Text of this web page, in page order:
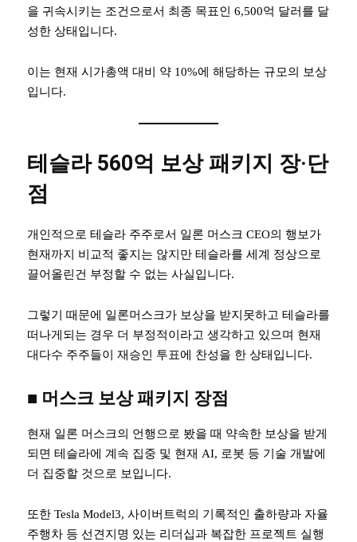
을 귀속시키는 조건으로서 최종 목표인 6,500억 달러를 달
성한 상태입니다.
이는 현재 시가총액 대비 약 10%에 해당하는 규모의 보상
입니다.
테슬라 560억 보상 패키지 장·단
점
개인적으로 테슬라 주주로서 일론 머스크 CEO의 행보가
현재까지 비교적 좋지는 않지만 테슬라를 세계 정상으로
끌어올린건 부정할 수 없는 사실입니다.
그렇기 때문에 일론머스크가 보상을 받지못하고 테슬라를
떠나게되는 경우 더 부정적이라고 생각하고 있으며 현재
대다수 주주들이 재승인 투표에 찬성을 한 상태입니다.
■ 머스크 보상 패키지 장점
현재 일론 머스크의 언행으로 봤을 때 약속한 보상을 받게
되면 테슬라에 계속 집중 및 현재 AI, 로봇 등 기술 개발에
더 집중할 것으로 보입니다.
또한 Tesla Model3, 사이버트럭의 기록적인 출하량과 자율
주행차 등 선견지명 있는 리더십과 복잡한 프로젝트 실행